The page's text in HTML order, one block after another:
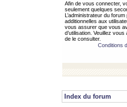
Afin de vous connecter,
seulement quelques
L’administrateur du
additionnelles aux
vous assurer que vous
d’utilisation. Veuillez
de le consulter.
Conditions
Index du forum